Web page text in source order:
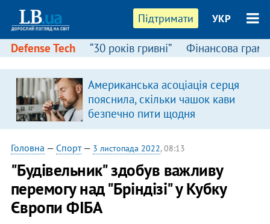
Підтримати УКР
Defense Tech “30 років гривні” Фінансова
Американська асоціація серця
пояснила, скільки чашок кави
безпечно пити щодня
Головна — Спорт— 3 листопада 2022, 08:13
"Будівельник" здобув важливу
перемогу над "Бріндізі" у Кубку
Європи ФІБА